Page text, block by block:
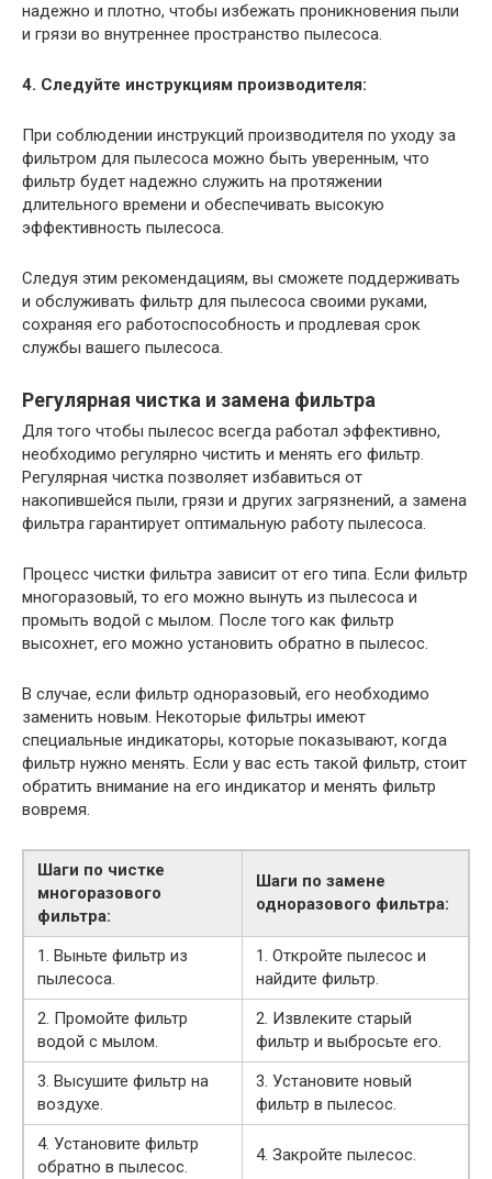
надежно и плотно, чтобы избежать проникновения пыли
и грязи во внутреннее пространство пылесоса.
4. Следуйте инструкциям производителя:
При соблюдении инструкций производителя по уходу за
фильтром для пылесоса можно быть уверенным, что
фильтр будет надежно служить на протяжении
длительного времени и обеспечивать высокую
эффективность пылесоса.
Следуя этим рекомендациям, вы сможете поддерживать
и обслуживать фильтр для пылесоса своими руками,
сохраняя его работоспособность и продлевая срок
службы вашего пылесоса.
Регулярная чистка и замена фильтра
Для того чтобы пылесос всегда работал эффективно,
необходимо регулярно чистить и менять его фильтр.
Регулярная чистка позволяет избавиться от
накопившейся пыли, грязи и других загрязнений, а замена
фильтра гарантирует оптимальную работу пылесоса.
Процесс чистки фильтра зависит от его типа. Если фильтр
многоразовый, то его можно вынуть из пылесоса и
промыть водой с мылом. После того как фильтр
высохнет, его можно установить обратно в пылесос.
В случае, если фильтр одноразовый, его необходимо
заменить новым. Некоторые фильтры имеют
специальные индикаторы, которые показывают, когда
фильтр нужно менять. Если у вас есть такой фильтр, стоит
обратить внимание на его индикатор и менять фильтр
вовремя.
Шаги по чистке
многоразового
фильтра:
Шаги по замене
одноразового фильтра:
1. Выньте фильтр из
пылесоса.
1. Откройте пылесос и
найдите фильтр.
2. Промойте фильтр
водой с мылом.
2. Извлеките старый
фильтр и выбросьте его.
3. Высушите фильтр на
воздухе.
3. Установите новый
фильтр в пылесос.
4. Установите фильтр
обратно в пылесос.
4. Закройте пылесос.